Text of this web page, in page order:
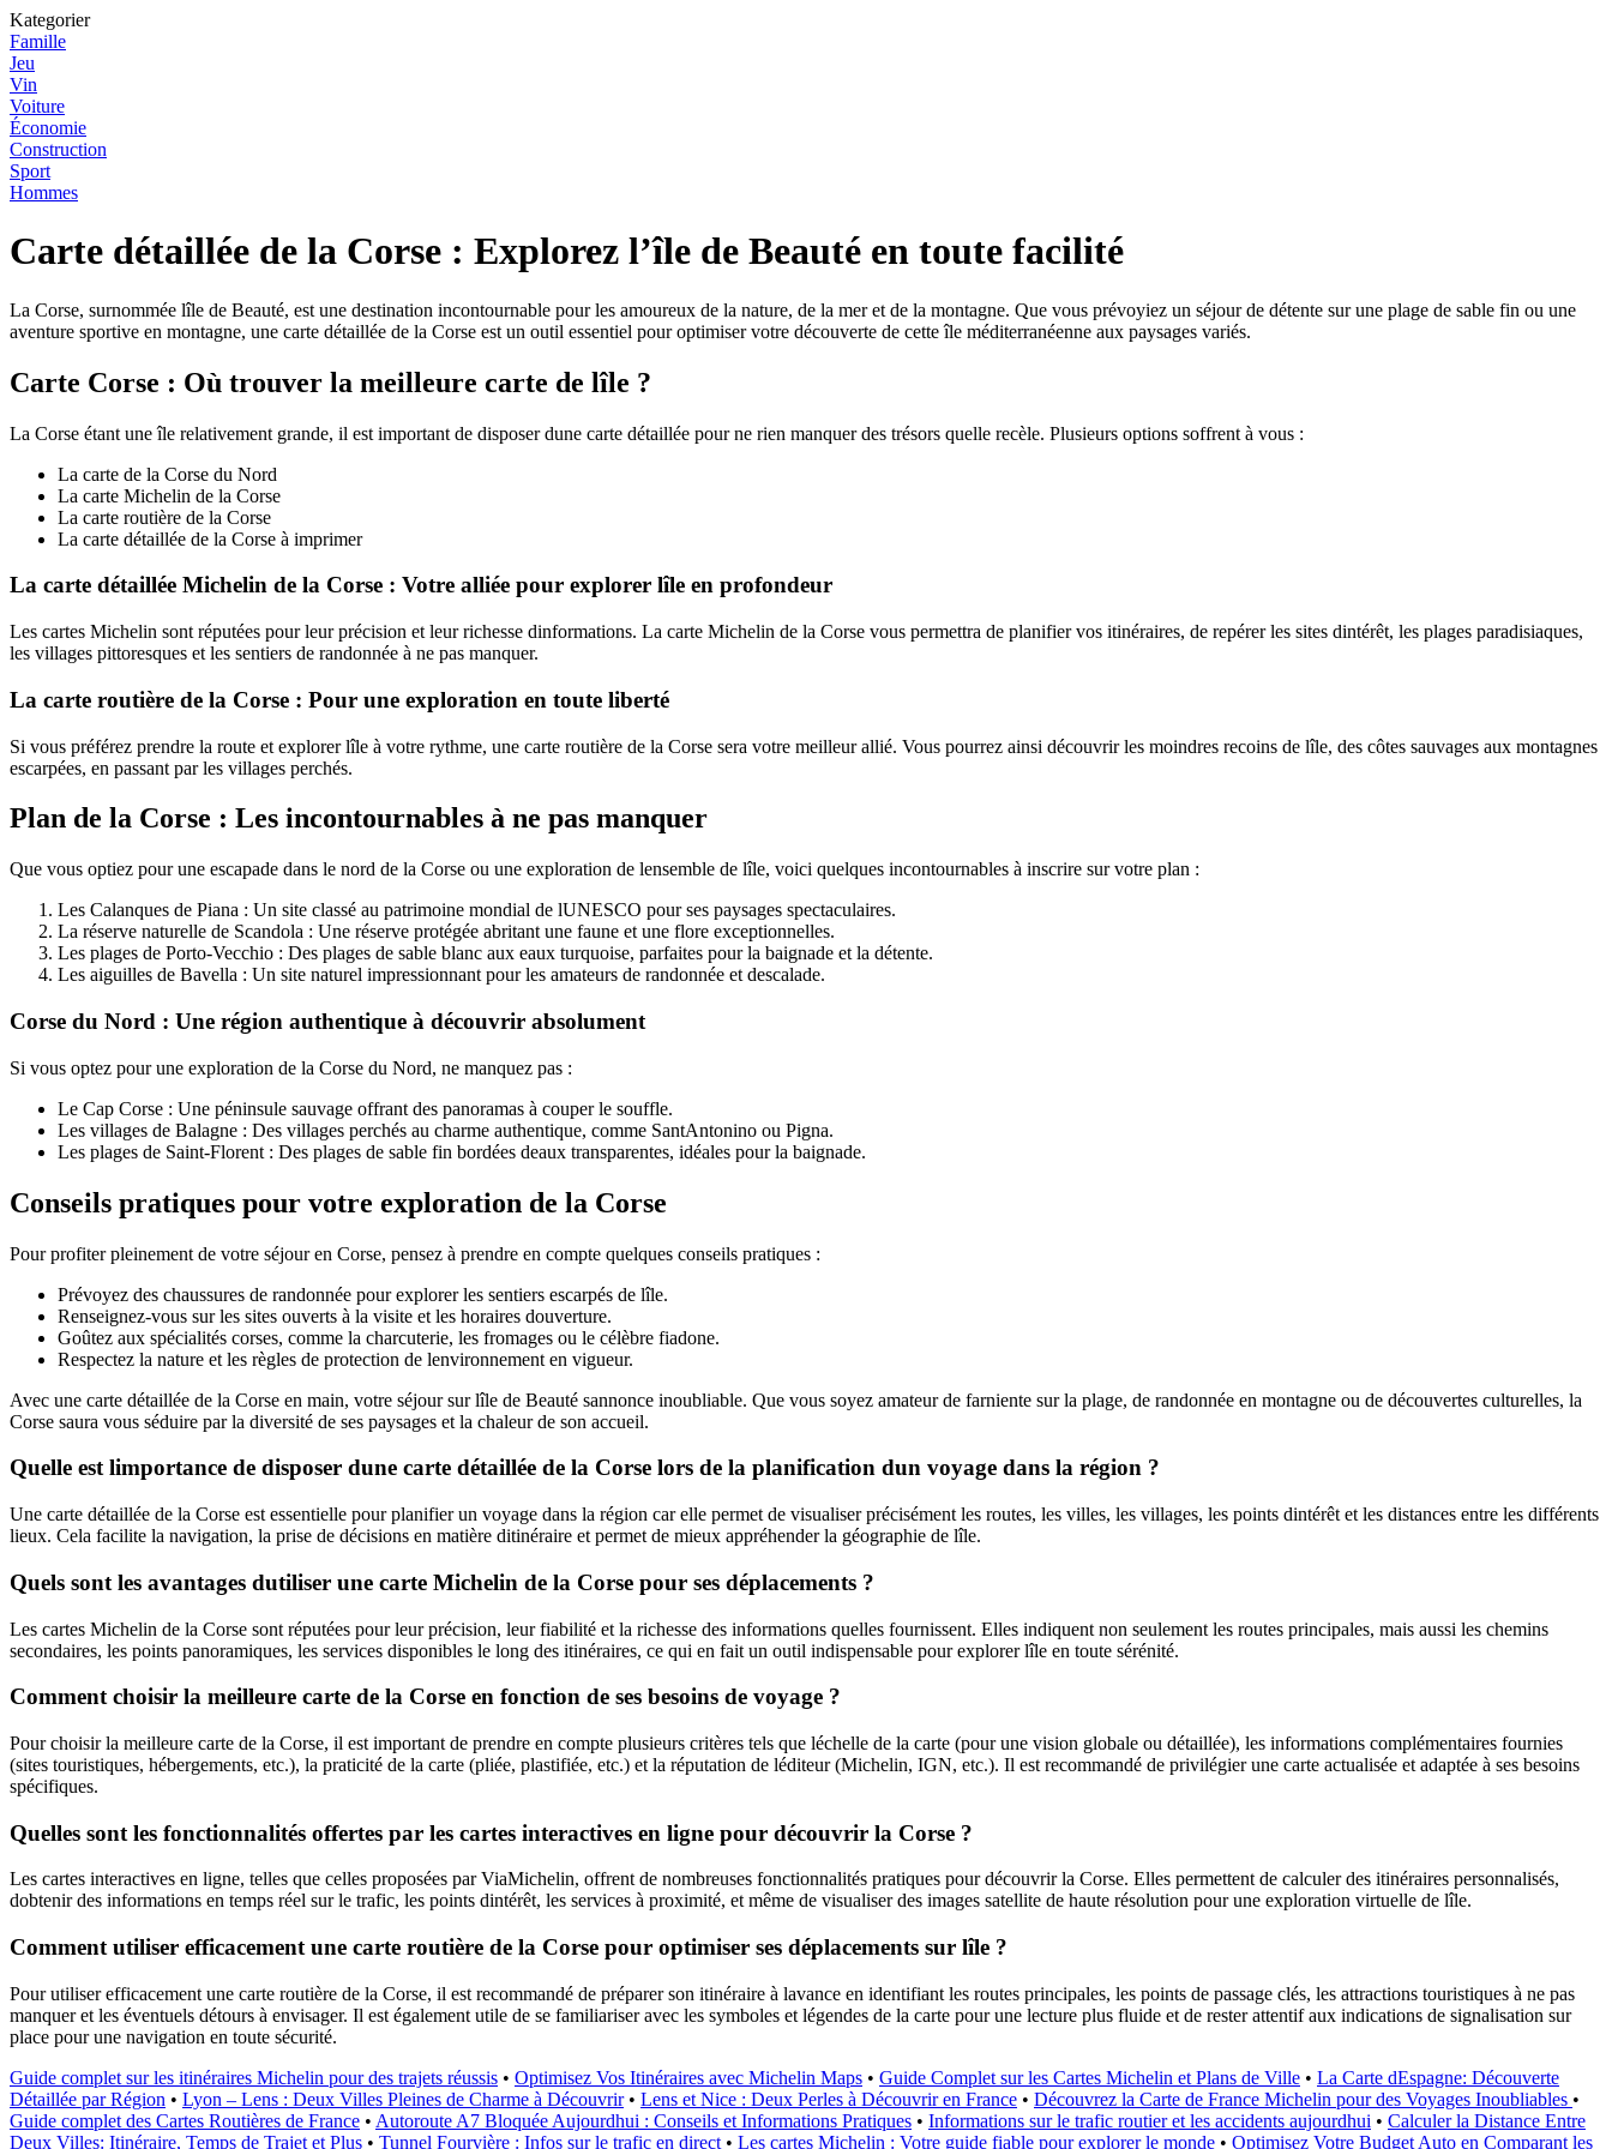
Kategorier
Famille
Jeu
Vin
Voiture
Économie
Construction
Sport
Hommes
Carte détaillée de la Corse : Explorez l’île de Beauté en toute facilité
La Corse, surnommée lîle de Beauté, est une destination incontournable pour les amoureux de la nature, de la mer et de la montagne. Que vous prévoyiez un séjour de détente sur une plage de sable fin ou une
aventure sportive en montagne, une carte détaillée de la Corse est un outil essentiel pour optimiser votre découverte de cette île méditerranéenne aux paysages variés.
Carte Corse : Où trouver la meilleure carte de lîle ?
La Corse étant une île relativement grande, il est important de disposer dune carte détaillée pour ne rien manquer des trésors quelle recèle. Plusieurs options soffrent à vous :
La carte de la Corse du Nord
La carte Michelin de la Corse
La carte routière de la Corse
La carte détaillée de la Corse à imprimer
La carte détaillée Michelin de la Corse : Votre alliée pour explorer lîle en profondeur
Les cartes Michelin sont réputées pour leur précision et leur richesse dinformations. La carte Michelin de la Corse vous permettra de planifier vos itinéraires, de repérer les sites dintérêt, les plages paradisiaques,
les villages pittoresques et les sentiers de randonnée à ne pas manquer.
La carte routière de la Corse : Pour une exploration en toute liberté
Si vous préférez prendre la route et explorer lîle à votre rythme, une carte routière de la Corse sera votre meilleur allié. Vous pourrez ainsi découvrir les moindres recoins de lîle, des côtes sauvages aux montagnes
escarpées, en passant par les villages perchés.
Plan de la Corse : Les incontournables à ne pas manquer
Que vous optiez pour une escapade dans le nord de la Corse ou une exploration de lensemble de lîle, voici quelques incontournables à inscrire sur votre plan :
Les Calanques de Piana : Un site classé au patrimoine mondial de lUNESCO pour ses paysages spectaculaires.
La réserve naturelle de Scandola : Une réserve protégée abritant une faune et une flore exceptionnelles.
Les plages de Porto-Vecchio : Des plages de sable blanc aux eaux turquoise, parfaites pour la baignade et la détente.
Les aiguilles de Bavella : Un site naturel impressionnant pour les amateurs de randonnée et descalade.
Corse du Nord : Une région authentique à découvrir absolument
Si vous optez pour une exploration de la Corse du Nord, ne manquez pas :
Le Cap Corse : Une péninsule sauvage offrant des panoramas à couper le souffle.
Les villages de Balagne : Des villages perchés au charme authentique, comme SantAntonino ou Pigna.
Les plages de Saint-Florent : Des plages de sable fin bordées deaux transparentes, idéales pour la baignade.
Conseils pratiques pour votre exploration de la Corse
Pour profiter pleinement de votre séjour en Corse, pensez à prendre en compte quelques conseils pratiques :
Prévoyez des chaussures de randonnée pour explorer les sentiers escarpés de lîle.
Renseignez-vous sur les sites ouverts à la visite et les horaires douverture.
Goûtez aux spécialités corses, comme la charcuterie, les fromages ou le célèbre fiadone.
Respectez la nature et les règles de protection de lenvironnement en vigueur.
Avec une carte détaillée de la Corse en main, votre séjour sur lîle de Beauté sannonce inoubliable. Que vous soyez amateur de farniente sur la plage, de randonnée en montagne ou de découvertes culturelles, la
Corse saura vous séduire par la diversité de ses paysages et la chaleur de son accueil.
Quelle est limportance de disposer dune carte détaillée de la Corse lors de la planification dun voyage dans la région ?
Une carte détaillée de la Corse est essentielle pour planifier un voyage dans la région car elle permet de visualiser précisément les routes, les villes, les villages, les points dintérêt et les distances entre les différents
lieux. Cela facilite la navigation, la prise de décisions en matière ditinéraire et permet de mieux appréhender la géographie de lîle.
Quels sont les avantages dutiliser une carte Michelin de la Corse pour ses déplacements ?
Les cartes Michelin de la Corse sont réputées pour leur précision, leur fiabilité et la richesse des informations quelles fournissent. Elles indiquent non seulement les routes principales, mais aussi les chemins
secondaires, les points panoramiques, les services disponibles le long des itinéraires, ce qui en fait un outil indispensable pour explorer lîle en toute sérénité.
Comment choisir la meilleure carte de la Corse en fonction de ses besoins de voyage ?
Pour choisir la meilleure carte de la Corse, il est important de prendre en compte plusieurs critères tels que léchelle de la carte (pour une vision globale ou détaillée), les informations complémentaires fournies
(sites touristiques, hébergements, etc.), la praticité de la carte (pliée, plastifiée, etc.) et la réputation de léditeur (Michelin, IGN, etc.). Il est recommandé de privilégier une carte actualisée et adaptée à ses besoins
spécifiques.
Quelles sont les fonctionnalités offertes par les cartes interactives en ligne pour découvrir la Corse ?
Les cartes interactives en ligne, telles que celles proposées par ViaMichelin, offrent de nombreuses fonctionnalités pratiques pour découvrir la Corse. Elles permettent de calculer des itinéraires personnalisés,
dobtenir des informations en temps réel sur le trafic, les points dintérêt, les services à proximité, et même de visualiser des images satellite de haute résolution pour une exploration virtuelle de lîle.
Comment utiliser efficacement une carte routière de la Corse pour optimiser ses déplacements sur lîle ?
Pour utiliser efficacement une carte routière de la Corse, il est recommandé de préparer son itinéraire à lavance en identifiant les routes principales, les points de passage clés, les attractions touristiques à ne pas
manquer et les éventuels détours à envisager. Il est également utile de se familiariser avec les symboles et légendes de la carte pour une lecture plus fluide et de rester attentif aux indications de signalisation sur
place pour une navigation en toute sécurité.
Guide complet sur les itinéraires Michelin pour des trajets réussis • Optimisez Vos Itinéraires avec Michelin Maps • Guide Complet sur les Cartes Michelin et Plans de Ville • La Carte dEspagne: Découverte
Détaillée par Région • Lyon – Lens : Deux Villes Pleines de Charme à Découvrir• Lens et Nice : Deux Perles à Découvrir en France • Découvrez la Carte de France Michelin pour des Voyages Inoubliables •
Guide complet des Cartes Routières de France • Autoroute A7 Bloquée Aujourdhui : Conseils et Informations Pratiques • Informations sur le trafic routier et les accidents aujourdhui • Calculer la Distance Entre
Deux Villes: Itinéraire, Temps de Trajet et Plus • Tunnel Fourvière : Infos sur le trafic en direct • Les cartes Michelin : Votre guide fiable pour explorer le monde • Optimisez Votre Budget Auto en Comparant les